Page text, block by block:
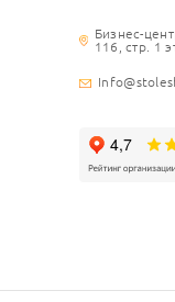
Бизнес-
116, стр. 1